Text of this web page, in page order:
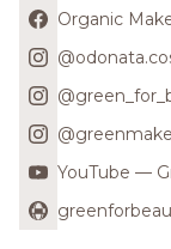
Organic
YouTube —